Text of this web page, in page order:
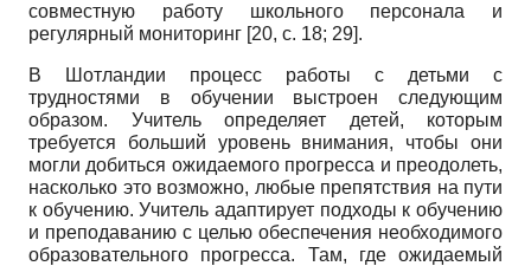
совместную работу школьного персонала и
регулярный мониторинг [20, с. 18; 29].
В Шотландии процесс работы с детьми с
трудностями в обучении выстроен следующим
образом. Учитель определяет детей, которым
требуется больший уровень внимания, чтобы они
могли добиться ожидаемого прогресса и преодолеть,
насколько это возможно, любые препятствия на пути
к обучению. Учитель адаптирует подходы к обучению
и преподаванию с целью обеспечения необходимого
образовательного прогресса. Там, где ожидаемый